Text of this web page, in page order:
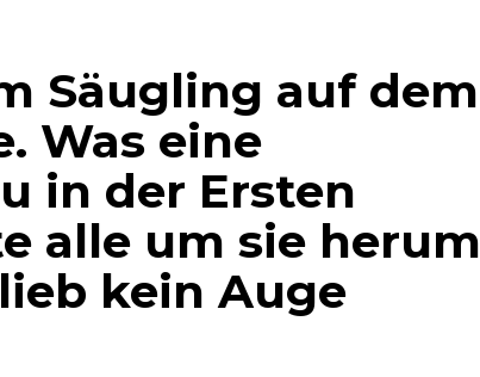
Säugling auf dem
Was eine
in der Ersten
alle um sie herum
kein Auge